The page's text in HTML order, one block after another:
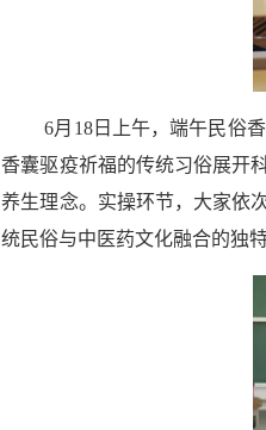
6月18日上午，端午民俗
香囊驱疫祈福的传统习俗展开
养生理念。实操环节，大家依
统民俗与中医药文化融合的独特